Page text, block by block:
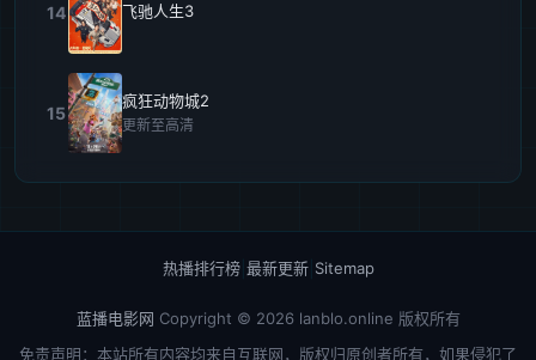
14 飞驰人生3
15
疯狂动物城2
更新至高清
热播排行榜| 最新更新| Sitemap
蓝播电影网 Copyright © 2026 lanblo.online 版权所有
免责声明：本站所有内容均来自互联网，版权归原创者所有，如果侵犯了